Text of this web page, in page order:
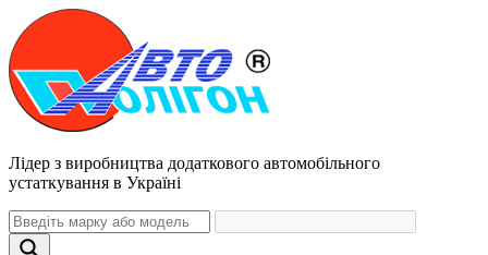
Лідер з виробництва додаткового автомобільного
устаткування в Україні